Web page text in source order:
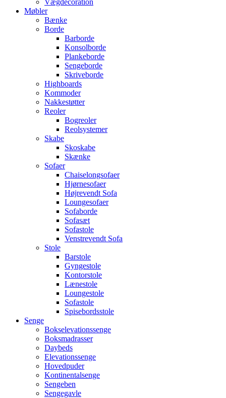
Vægdecoration
Møbler
Bænke
Borde
Barborde
Konsolborde
Plankeborde
Sengeborde
Skriveborde
Highboards
Kommoder
Nakkestøtter
Reoler
Bogreoler
Reolsystemer
Skabe
Skoskabe
Skænke
Sofaer
Chaiselongsofaer
Hjørnesofaer
Højrevendt Sofa
Loungesofaer
Sofaborde
Sofasæt
Sofastole
Venstrevendt Sofa
Stole
Barstole
Gyngestole
Kontorstole
Lænestole
Loungestole
Sofastole
Spisebordsstole
Senge
Bokselevationssenge
Boksmadrasser
Daybeds
Elevationssenge
Hovedpuder
Kontinentalsenge
Sengeben
Sengegavle